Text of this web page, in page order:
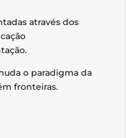
através dos
o paradigma da
fronteiras.